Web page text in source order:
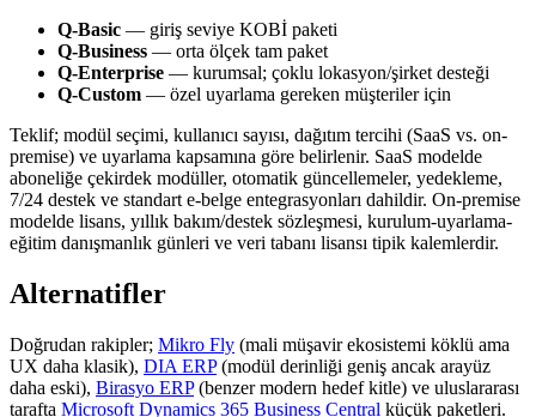
Q-Basic — giriş seviye KOBİ paketi
Q-Business — orta ölçek tam paket
Q-Enterprise — kurumsal; çoklu lokasyon/şirket desteği
Q-Custom — özel uyarlama gereken müşteriler için
Teklif; modül seçimi, kullanıcı sayısı, dağıtım tercihi (SaaS vs. on-
premise) ve uyarlama kapsamına göre belirlenir. SaaS modelde
aboneliğe çekirdek modüller, otomatik güncellemeler, yedekleme,
7/24 destek ve standart e-belge entegrasyonları dahildir. On-premise
modelde lisans, yıllık bakım/destek sözleşmesi, kurulum-uyarlama-
eğitim danışmanlık günleri ve veri tabanı lisansı tipik kalemlerdir.
Alternatifler
Doğrudan rakipler; Mikro Fly (mali müşavir ekosistemi köklü ama
UX daha klasik), DIA ERP(modül derinliği geniş ancak arayüz
daha eski), Birasyo ERP(benzer modern hedef kitle) ve uluslararası
tarafta Microsoft Dynamics 365 Business Central küçük paketleri.